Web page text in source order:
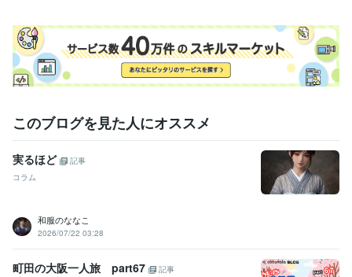
このブログを見た人にオススメ
実るほど
記事
コラム
和服のななこ
2026/07/22 03:28
町田の大阪一人旅 part67
記事